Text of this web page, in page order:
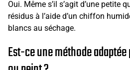
Oui. Même s’il s’agit d’une petite
résidus à l’aide d’un chiffon
blancs au séchage.
Est-ce une méthode